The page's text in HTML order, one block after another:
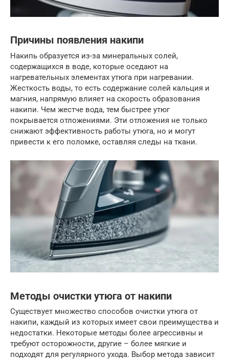
Причины появления накипи
Накипь образуется из-за минеральных солей,
содержащихся в воде, которые оседают на
нагревательных элементах утюга при нагревании.
Жесткость воды, то есть содержание солей кальция и
магния, напрямую влияет на скорость образования
накипи. Чем жестче вода, тем быстрее утюг
покрывается отложениями. Эти отложения не только
снижают эффективность работы утюга, но и могут
привести к его поломке, оставляя следы на ткани.
Методы очистки утюга от накипи
Существует множество способов очистки утюга от
накипи, каждый из которых имеет свои преимущества и
недостатки. Некоторые методы более агрессивны и
требуют осторожности, другие – более мягкие и
подходят для регулярного ухода. Выбор метода зависит